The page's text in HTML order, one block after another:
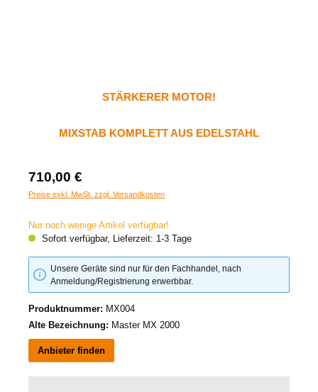
STÄRKERER MOTOR!
MIXSTAB KOMPLETT AUS EDELSTAHL
710,00 €
Preise exkl. MwSt. zzgl. Versandkosten
Nur noch wenige Artikel verfügbar!
Sofort verfügbar, Lieferzeit: 1-3 Tage
Unsere Geräte sind nur für den Fachhandel, nach
Anmeldung/Registrierung erwerbbar.
Produktnummer: MX004
Alte Bezeichnung: Master MX 2000
Anbieter finden